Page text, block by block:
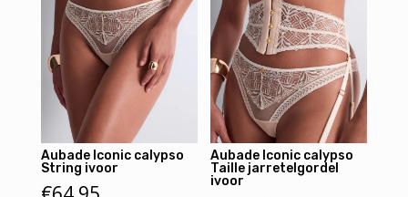
Aubade Iconic calypso
String ivoor
Aubade Iconic calypso
Taille jarretelgordel
ivoor